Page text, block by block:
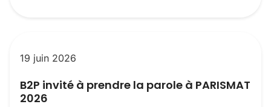
19 juin 2026
B2P invité à prendre la parole à PARISMAT
2026